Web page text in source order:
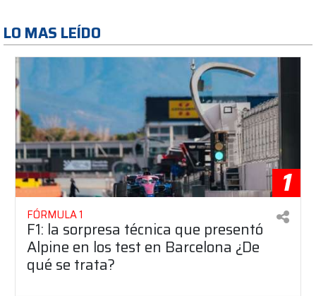
LO MAS LEÍDO
1
FÓRMULA 1
F1: la sorpresa técnica que presentó
Alpine en los test en Barcelona ¿De
qué se trata?